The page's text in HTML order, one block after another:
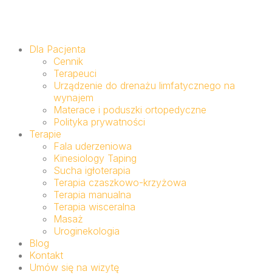
Dla Pacjenta
Cennik
Terapeuci
Urządzenie do drenażu limfatycznego na
wynajem
Materace i poduszki ortopedyczne
Polityka prywatności
Terapie
Fala uderzeniowa
Kinesiology Taping
Sucha igłoterapia
Terapia czaszkowo-krzyżowa
Terapia manualna
Terapia wisceralna
Masaż
Uroginekologia
Blog
Kontakt
Umów się na wizytę